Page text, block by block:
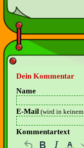
Dein Kommentar
Name
E-Mail (wird in
Kommentartext